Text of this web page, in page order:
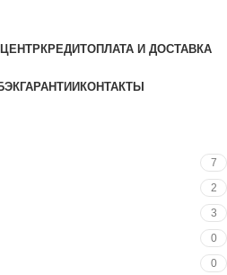
КРЕДИТОПЛАТА И ДОСТАВКА
ГАРАНТИИ КОНТАКТЫ
7
2
3
0
0